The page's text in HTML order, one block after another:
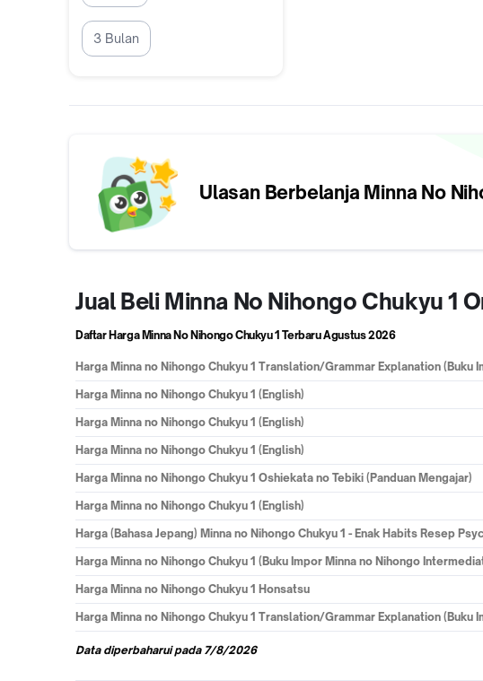
3 Bulan
Ulasan Berbelanja Minna No
Jual Beli Minna No Nihongo Chukyu 1
Daftar Harga Minna No Nihongo Chukyu 1 TerbaruAgustus 2026
Harga Minna no Nihongo Chukyu 1 Translation/Grammar Explanation (Buku
Harga Minna no Nihongo Chukyu 1 (English)
Harga Minna no Nihongo Chukyu 1 (English)
Harga Minna no Nihongo Chukyu 1 (English)
Harga Minna no Nihongo Chukyu 1 Oshiekata no Tebiki (Panduan Mengajar)
Harga Minna no Nihongo Chukyu 1 (English)
Harga (Bahasa Jepang) Minna no Nihongo Chukyu 1 - Enak Habits Resep
Harga Minna no Nihongo Chukyu 1 (Buku Impor Minna no Nihongo
Harga Minna no Nihongo Chukyu 1 Honsatsu
Harga Minna no Nihongo Chukyu 1 Translation/Grammar Explanation (Buku
Data diperbaharui pada 7/8/2026